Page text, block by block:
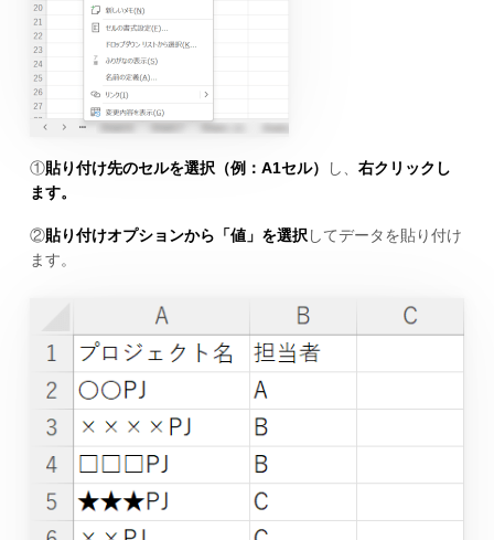
①貼り付け先のセルを選択（例：A1セル） し、 右クリックし
ます。
②貼り付けオプションから「値」を選択してデータを貼り付け
ます。